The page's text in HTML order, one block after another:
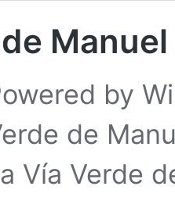
Manuel
by
de
Vía Verde